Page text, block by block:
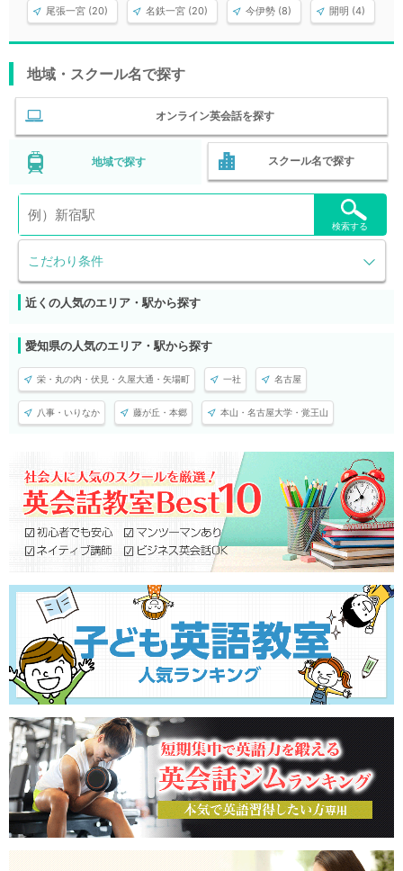
尾張一宮 (20) 名鉄一宮 (20) 今伊勢 (8) 開明 (4)
地域・スクール名で探す
オンライン英会話を探す
地域で探す スクール名で探す
こだわり条件
検索する
近くの人気のエリア・駅から探す
愛知県の人気のエリア・駅から探す
栄・丸の内・伏見・久屋大通・矢場町 一社 名古屋
八事・いりなか 藤が丘・本郷 本山・名古屋大学・覚王山